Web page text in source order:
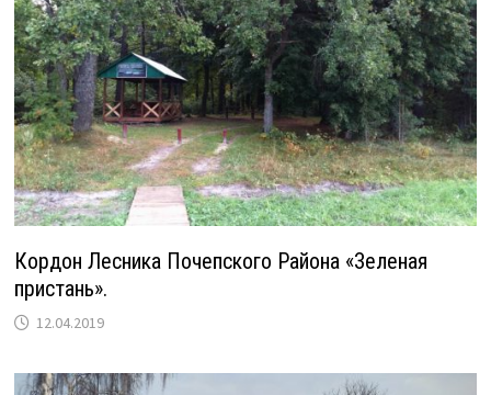
Кордон Лесника Почепского Района «Зеленая
пристань».
12.04.2019